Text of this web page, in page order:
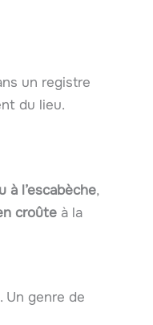
un registre
du lieu.
à l’escabèche,
croûte à la
Un genre de